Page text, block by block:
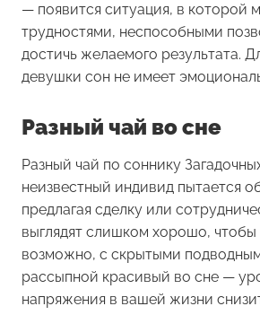
— появится ситуация, в которой
трудностями, неспособными
достичь желаемого результата.
девушки сон не имеет
Разный чай во сне
Разный чай по соннику
неизвестный индивид пытается
предлагая сделку или
выглядят слишком хорошо, чтобы
возможно, с скрытыми
рассыпной красивый во сне —
напряжения в вашей жизни